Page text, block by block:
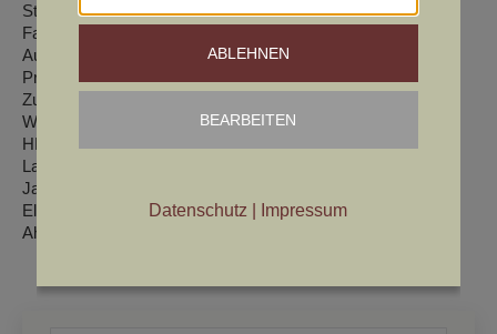
Stockmaß:65
Farbe: hellschimmel mit braunen Platten und braunen Kopf
Auge: mittel
Prüfungen: AP168 , FuW 297 1h, Schorlemer HZP 146, JE
Zuchtmerkmale: Jagdliche Leistungszucht
Wurfdatum : 23.06.2018
HD: A, ED OCD frei
Laut: sichtlaut
Jagdliche Eignung: ja
Eltern: Diana v Waldviertler Forst x Falk v Bögerwald
Ahnentafel
ABLEHNEN
BEARBEITEN
Datenschutz Impressum